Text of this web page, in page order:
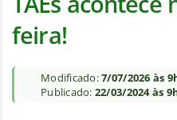
feira!
Modificado:7/07/2026 às
Publicado: 22/03/2024 às